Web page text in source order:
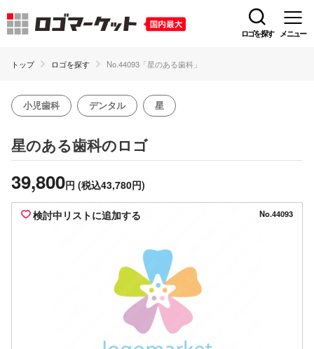
ロゴを探す メニュー
トップ ロゴを探す No.44093「星のある歯科」
小児歯科 デンタル 星
星のある歯科のロゴ
39,800円 (税込43,780円)
検討中リストに追加する No.44093